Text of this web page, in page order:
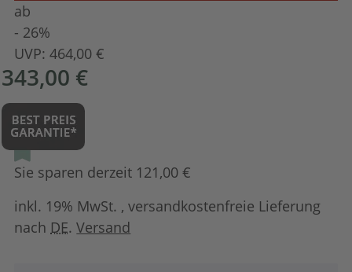
ab
- 26%
UVP: 464,00 €
343,00 €
Sie sparen derzeit 121,00 €
inkl. 19% MwSt. , versandkostenfreie Lieferung
nach DE.Versand